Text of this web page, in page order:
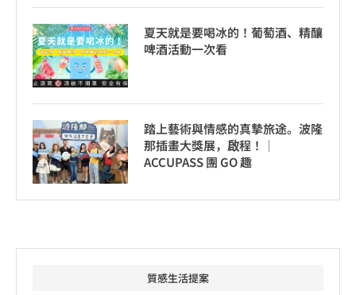
夏天就是要喝冰的！葡萄酒、精釀
啤酒活動一次看
踏上藝術與情感的真摯旅途。波隆
那插畫大獎展，啟程！│
ACCUPASS 團 GO 趣
質感生活提案